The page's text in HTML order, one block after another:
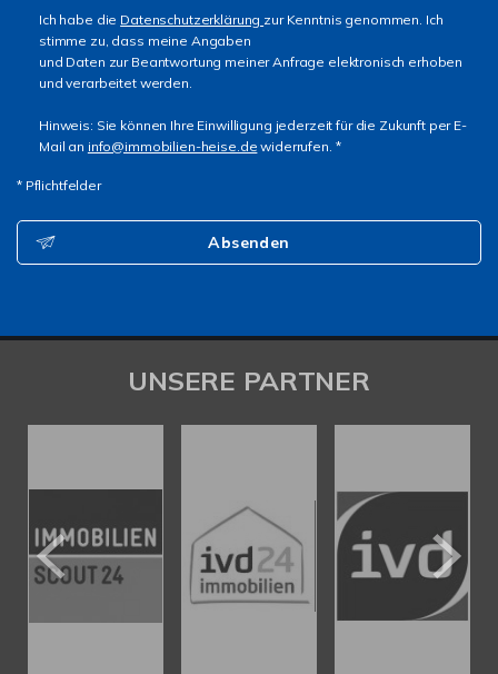
Ich habe die Datenschutzerklärung zur Kenntnis genommen. Ich
stimme zu, dass meine Angaben
und Daten zur Beantwortung meiner Anfrage elektronisch erhoben
und verarbeitet werden.
Hinweis: Sie können Ihre Einwilligung jederzeit für die Zukunft per E-
Mail an info@immobilien-heise.de widerrufen. *
* Pflichtfelder
Absenden
UNSERE PARTNER